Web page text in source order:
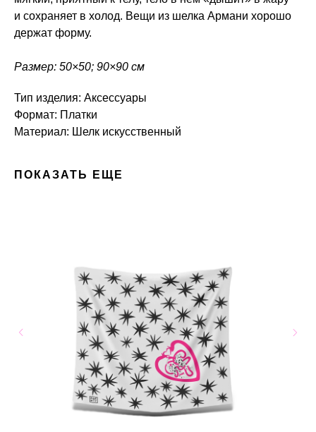
и сохраняет в холод. Вещи из шелка Армани хорошо
держат форму.
Размер: 50×50; 90×90 см
Тип изделия: Аксессуары
Формат: Платки
Материал: Шелк искусственный
ПОКАЗАТЬ ЕЩЕ